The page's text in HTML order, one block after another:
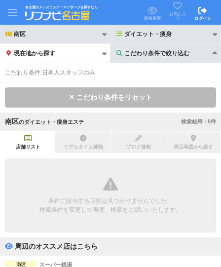
名古屋のメンズエステ・マッサージを探すなら
閲覧履歴
お気に入
り
ログイン
南区 ダイエット・痩身
現在地から探す こだわり条件で絞り込む
こだわり条件で絞り込む
初回割引あり リピーター割引あり
団体様歓迎
ペアルームあり
フットバスあり
こだわり条件: 日本人スタッフのみ
こだわり条件をリセット
南区のダイエット・痩身エステ 検索結果 : 0件
店舗リスト リアルタイム速報 ブログ速報 周辺地図から探す
条件に該当する店舗は見つかりませんでした。
検索条件を変更して再度、検索をお願いいたします。
周辺のオススメ店はこちら
南区 スーパー銭湯